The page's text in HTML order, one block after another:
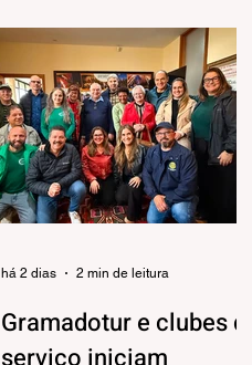
Secretaria Municipal de Turismo e
Cultura, a pedido dos próprios
artesãos, a estrutura seguirá
montada para aproveitar a
movimentação da cidade durante a
Temporada de Inverno, que também
contará com programação musical
no local. O funcionamento da
Gramadotur e clubes de
há 2 dias 2 min de leitura